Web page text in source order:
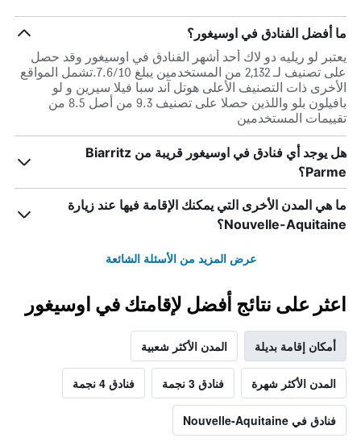
ما أفضل الفنادق في اوسيغور؟
يعتبر لو ريليه دو لاك أحد أشهر الفنادق في اوسيغور وقد حصل
على تصنيف لـ 2,132 من المستخدمين يبلغ 7.6/10.تشمل المواقع
الأخرى ذات التصنيف الأعلى هوتل آند سبا فيلا سيرين و لو
بافيلون بلو واللذين حصلا على تصنيف 9.3 من أصل 8.5 من
تقييمات المستخدمين
هل يوجد أي فنادق في اوسيغور قريبة من Biarritz
Parme؟
ما هي المدن الأخرى التي يمكنك الإقامة فيها عند زيارة
Nouvelle-Aquitaine؟
عرض المزيد من الأسئلة الشائعة
اعثر على نتائج أفضل لإقامتك في اوسيغور
أمكان إقامة بديلة المدن الأكثر شعبية
المدن الأكثر شهرة فنادق 3 نجمة فنادق 4 نجمة
فنادق في Nouvelle-Aquitaine